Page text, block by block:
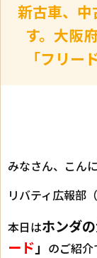
新古車、
す。大阪
「フリー
みなさん、こん
リバティ広報部
本日はホンダ
ード」 のご紹介